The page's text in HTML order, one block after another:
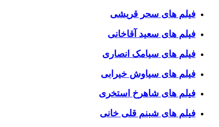
فیلم های سحر قریشی
فیلم های سعید آقاخانی
فیلم های سیامک انصاری
فیلم های سیاوش خیرابی
فیلم های شاهرخ استخری
فیلم های شبنم قلی خانی